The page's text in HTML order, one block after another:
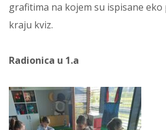
grafitima na kojem su ispisane
kraju kviz.
Radionica u 1.a